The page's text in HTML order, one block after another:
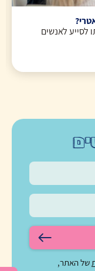
לסייע לאנשים
של האתר,